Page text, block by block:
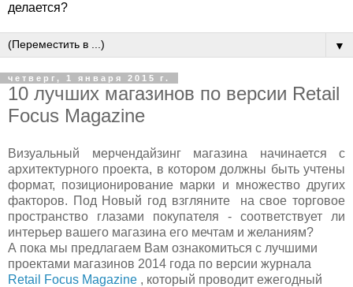
делается?
▼
четверг, 1 января 2015 г.
10 лучших магазинов по версии Retail
Focus Magazine
Визуальный мерчендайзинг магазина начинается с
архитектурного проекта, в котором должны быть учтены
формат, позиционирование марки и множество других
факторов. Под Новый год взгляните на свое торговое
пространство глазами покупателя - соответствует ли
интерьер вашего магазина его мечтам и желаниям?
А пока мы предлагаем Вам ознакомиться с лучшими
проектами магазинов 2014 года по версии журнала
Retail Focus Magazine , который проводит ежегодный